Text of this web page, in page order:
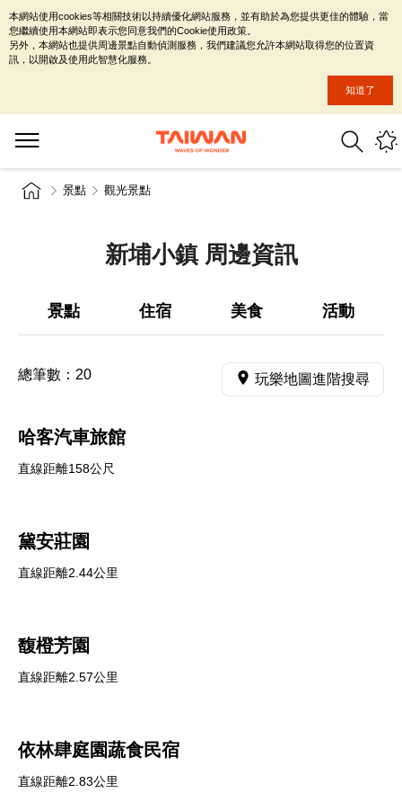
景點 觀光景點
新埔小鎮 周邊資訊
景點 住宿 美食 活動
總筆數： 20 玩樂地圖進階搜尋
哈客汽車旅館
直線距離158公尺
黛安莊園
直線距離2.44公里
馥橙芳園
直線距離2.57公里
依林肆庭園蔬食民宿
直線距離2.83公里
本網站使用cookies等相關技術以持續優化網站服務，並有助於為您提供更佳的體驗，當
您繼續使用本網站即表示您同意我們的Cookie使用政策。
另外，本網站也提供周邊景點自動偵測服務，我們建議您允許本網站取得您的位置資
訊，以開啟及使用此智慧化服務。
知道了